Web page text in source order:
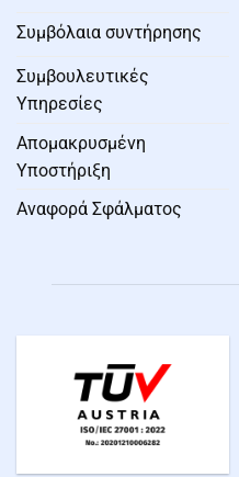
Συμβόλαια συντήρησης
Συμβουλευτικές
Υπηρεσίες
Απομακρυσμένη
Υποστήριξη
Αναφορά Σφάλματος